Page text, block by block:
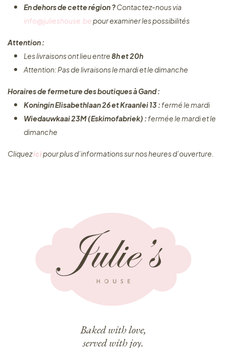
En dehors de cette région ?Contactez-nous via
info@julieshouse.bepour examiner les possibilités
Attention :
Les livraisons ont lieu entre8h et 20h
Attention: Pas de livraisons le mardi et le dimanche
Horaires de fermeture des boutiques à Gand :
Koningin Elisabethlaan 26 et Kraanlei 13 :fermé le mardi
Wiedauwkaai 23M (Eskimofabriek) :fermée le mardi et le
dimanche
Cliquez ​icipour plus d’informations sur nos heures d’ouverture.
Baked with love,
served with joy.